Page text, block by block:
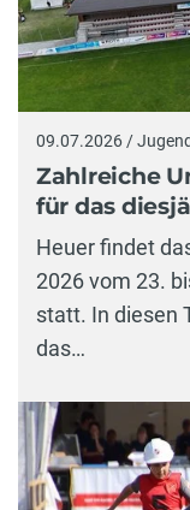
09.07.2026 /
Zahlreiche
für das
Heuer findet
2026 vom 23.
statt. In diesen
das…